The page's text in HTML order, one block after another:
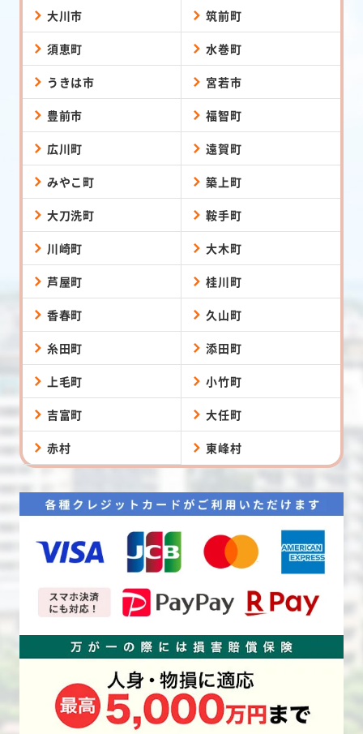
大川市 筑前町
須恵町 水巻町
うきは市 宮若市
豊前市 福智町
広川町 遠賀町
みやこ町 築上町
大刀洗町 鞍手町
川崎町 大木町
芦屋町 桂川町
香春町 久山町
糸田町 添田町
上毛町 小竹町
吉富町 大任町
赤村 東峰村